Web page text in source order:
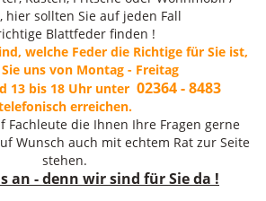
hier sollten Sie auf jeden Fall
Blattfeder finden !
welche Feder die Richtige für Sie ist,
uns von Montag - Freitag
13 bis 18 Uhr unter 02364 - 8483
erreichen.
Fachleute die Ihnen Ihre Fragen gerne
Wunsch auch mit echtem Rat zur Seite
stehen.
an - denn wir sind für Sie da !